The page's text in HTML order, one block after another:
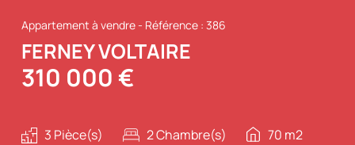
Appartement à vendre- Référence : 386
FERNEY VOLTAIRE
310 000 €
3 Pièce(s) 2 Chambre(s) 70 m2